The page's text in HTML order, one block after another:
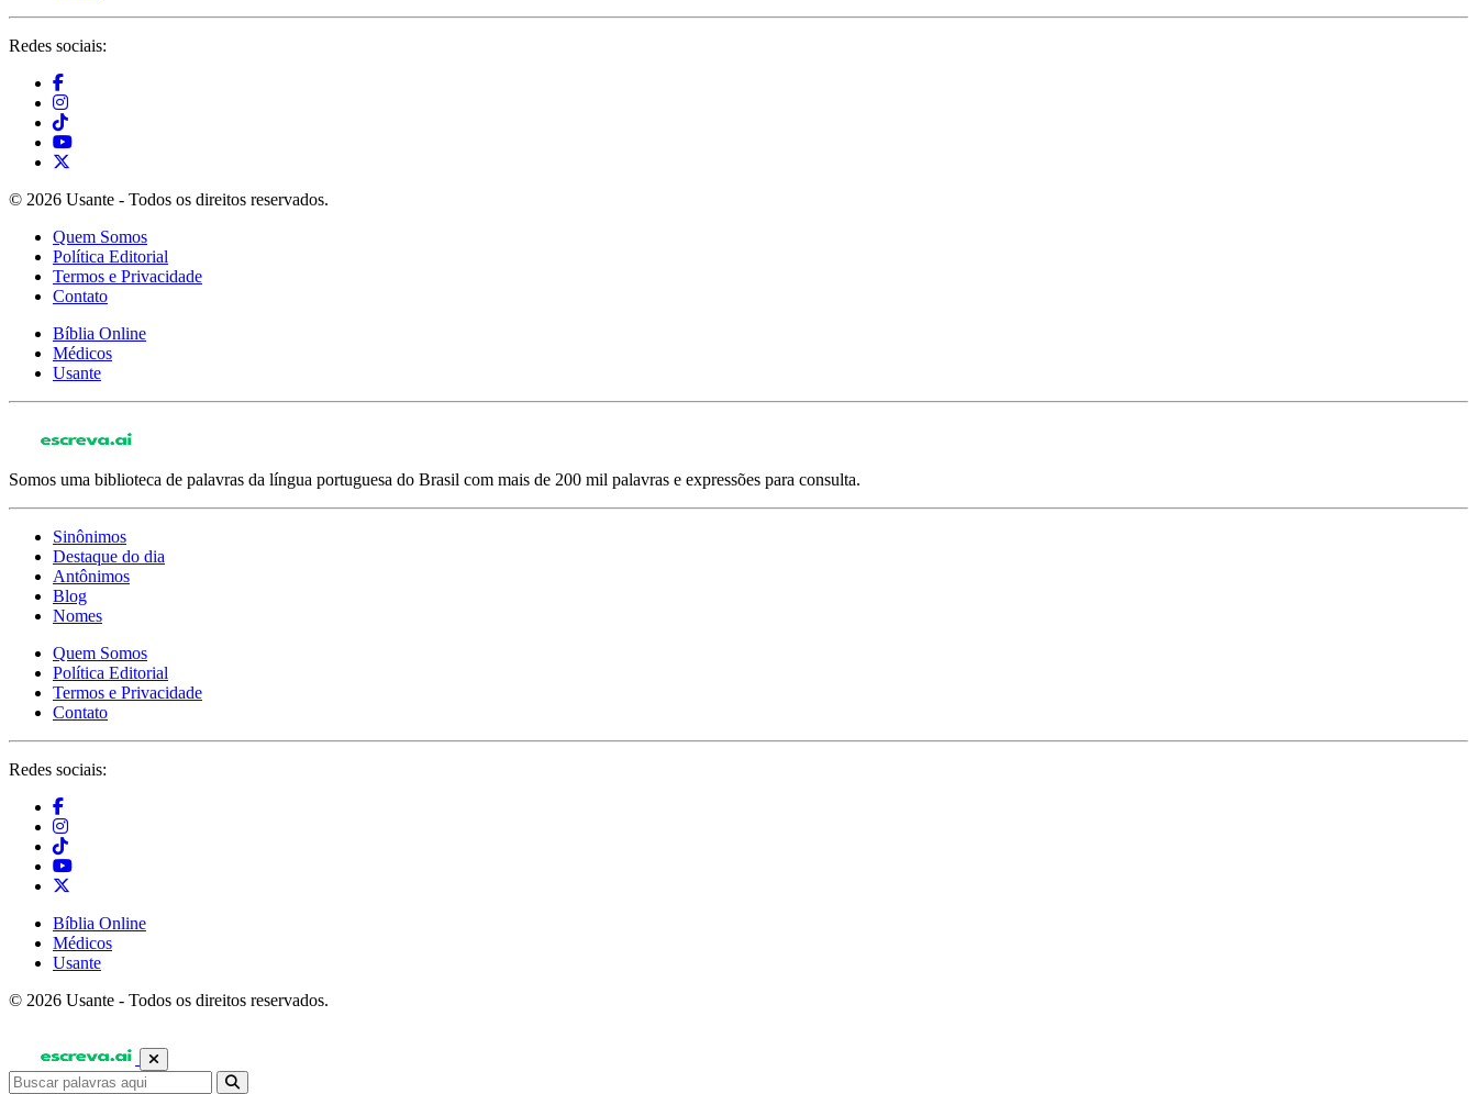
Redes sociais:
© 2026 Usante - Todos os direitos reservados.
Quem Somos
Política Editorial
Termos e Privacidade
Contato
Bíblia Online
Médicos
Usante
Somos uma biblioteca de palavras da língua portuguesa do Brasil com mais de 200 mil palavras e expressões para consulta.
Sinônimos
Destaque do dia
Antônimos
Blog
Nomes
Quem Somos
Política Editorial
Termos e Privacidade
Contato
Redes sociais:
Bíblia Online
Médicos
Usante
© 2026 Usante - Todos os direitos reservados.